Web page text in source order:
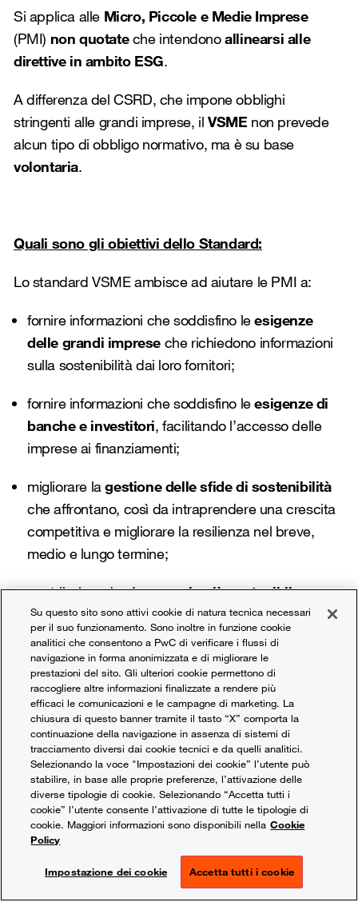
Si applica alle Micro, Piccole e Medie Imprese
(PMI) non quotateche intendonoallinearsi alle
direttive in ambito ESG.
A differenza del CSRD, che impone obblighi
stringenti alle grandi imprese, ilVSME non prevede
alcun tipo di obbligo normativo, ma è su base
volontaria.
Quali sono gli obiettivi dello Standard:
Lo standard VSME ambisce ad aiutare le PMI a:
fornire informazioni che soddisfino leesigenze
delle grandi imprese che richiedono informazioni
sulla sostenibilità dai loro fornitori;
fornire informazioni che soddisfino leesigenze di
banche e investitori, facilitando l’accesso delle
imprese ai finanziamenti;
migliorare lagestione delle sfide di sostenibilità
che affrontano, così da intraprendere una crescita
competitiva e migliorare la resilienza nel breve,
medio e lungo termine;
contribuire ad un’economia più sostenibilee
inclusiva.
Come è strutturato il documento e cosa prevede:
Lo standard VSME è articolato in due moduli: il
Modulo Basee il Modulo Comprensivo.
Modulo Base:
Obbligatorio per tutte le imprese che adottano lo
standard, comprende 11 requisiti di divulgazione
suddivisi in:
Su questo sito sono attivi cookie di natura tecnica necessari
per il suo funzionamento. Sono inoltre in funzione cookie
analitici che consentono a PwC di verificare i flussi di
navigazione in forma anonimizzata e di migliorare le
prestazioni del sito. Gli ulteriori cookie permettono di
raccogliere altre informazioni finalizzate a rendere più
efficaci le comunicazioni e le campagne di marketing. La
chiusura di questo banner tramite il tasto “X” comporta la
continuazione della navigazione in assenza di sistemi di
tracciamento diversi dai cookie tecnici e da quelli analitici.
Selezionando la voce "Impostazioni dei cookie” l’utente può
stabilire, in base alle proprie preferenze, l’attivazione delle
diverse tipologie di cookie. Selezionando “Accetta tutti i
cookie” l’utente consente l’attivazione di tutte le tipologie di
cookie. Maggiori informazioni sono disponibili nella Cookie
Policy
Impostazione dei cookie Accetta tutti i cookie